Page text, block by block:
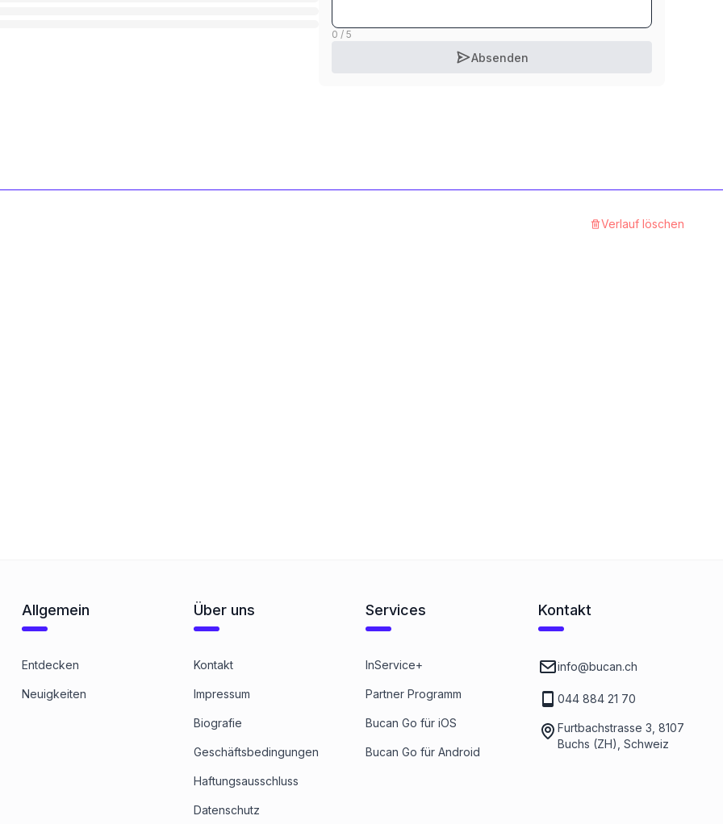
0 / 5
Absenden
Verlauf löschen
Allgemein
Entdecken
Neuigkeiten
Über uns
Kontakt
Impressum
Biografie
Geschäftsbedingungen
Haftungsausschluss
Datenschutz
Services
InService+
Partner Programm
Bucan Go für iOS
Bucan Go für Android
Kontakt
info@bucan.ch
044 884 21 70
Furtbachstrasse 3, 8107
Buchs (ZH), Schweiz